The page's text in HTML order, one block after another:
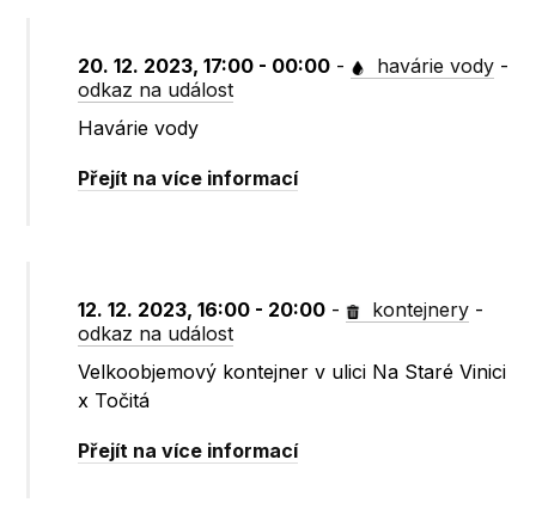
20. 12. 2023, 17:00 - 00:00 - havárie vody -
odkaz na událost
Havárie vody
Přejít na více informací
12. 12. 2023, 16:00 - 20:00 - kontejnery -
odkaz na událost
Velkoobjemový kontejner v ulici Na Staré Vinici
x Točitá
Přejít na více informací